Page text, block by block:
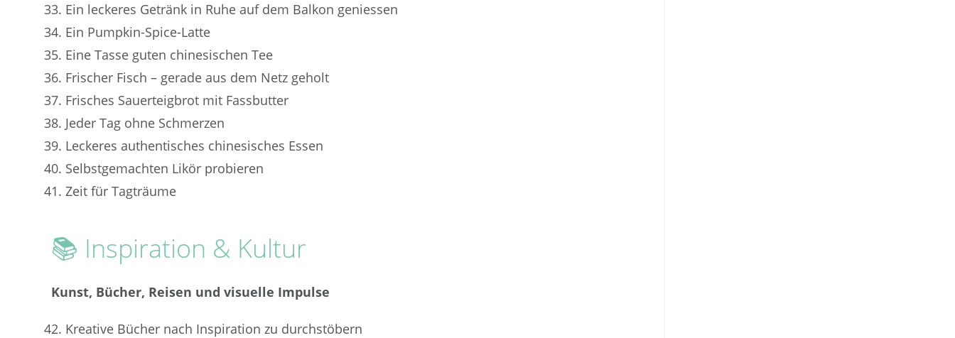
Ein leckeres Getränk in Ruhe auf dem Balkon geniessen
Ein Pumpkin-Spice-Latte
Eine Tasse guten chinesischen Tee
Frischer Fisch – gerade aus dem Netz geholt
Frisches Sauerteigbrot mit Fassbutter
Jeder Tag ohne Schmerzen
Leckeres authentisches chinesisches Essen
Selbstgemachten Likör probieren
Zeit für Tagträume
📚 Inspiration & Kultur
Kunst, Bücher, Reisen und visuelle Impulse
Kreative Bücher nach Inspiration zu durchstöbern